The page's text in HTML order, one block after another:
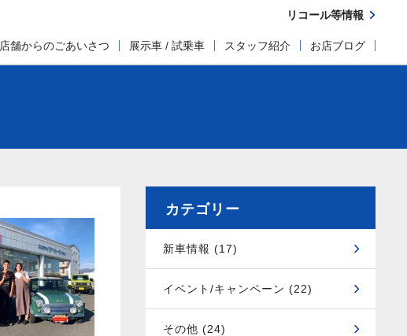
店舗からのごあいさつ 展示車 / 試乗車 スタッフ紹介 お店ブログ
リコール等情報
カテゴリー
新車情報 (17)
イベント/キャンペーン (22)
その他 (24)